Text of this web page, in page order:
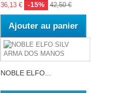
36,13 € -15% 42,50 €
Ajouter au panier
NOBLE ELFO...